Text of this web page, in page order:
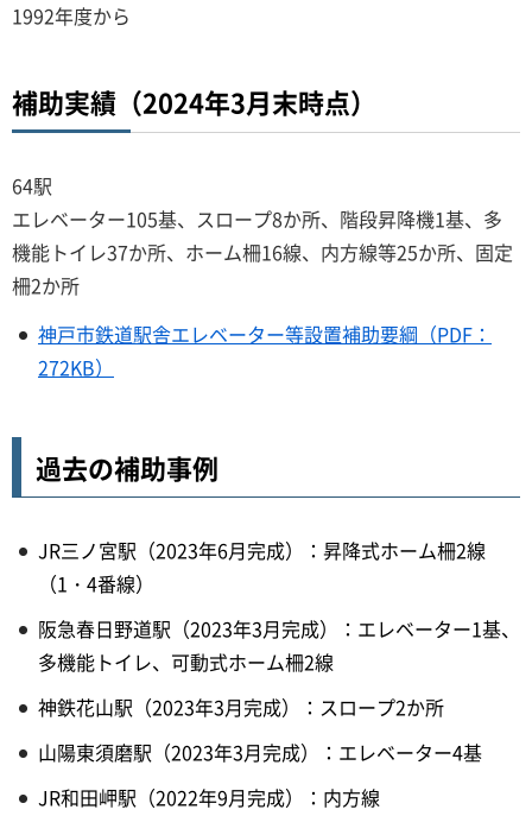
1992年度から
補助実績（2024年3月末時点）
64駅
エレベーター105基、スロープ8か所、階段昇降機1基、多
機能トイレ37か所、ホーム柵16線、内方線等25か所、固定
柵2か所
神戸市鉄道駅舎エレベーター等設置補助要綱（PDF：
272KB）
過去の補助事例
JR三ノ宮駅（2023年6月完成）：昇降式ホーム柵2線
（1・4番線）
阪急春日野道駅（2023年3月完成）：エレベーター1基、
多機能トイレ、可動式ホーム柵2線
神鉄花山駅（2023年3月完成）：スロープ2か所
山陽東須磨駅（2023年3月完成）：エレベーター4基
JR和田岬駅（2022年9月完成）：内方線